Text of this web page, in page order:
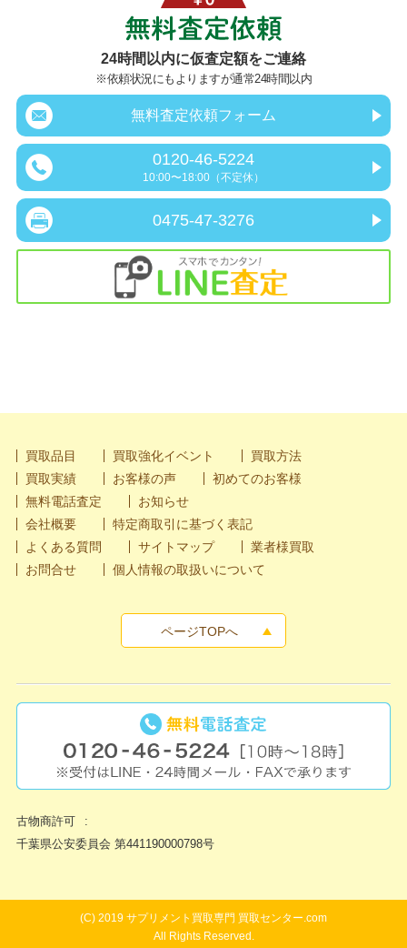
24時間以内に仮査定額をご連絡
※依頼状況にもよりますが通常24時間以内
無料査定依頼フォーム
0120-46-5224
10:00〜18:00（不定休）
0475-47-3276
買取品目 買取強化イベント
買取方法
買取実績
お客様の声
初めてのお客様
無料電話査定
お知らせ
会社概要
特定商取引に基づく表記
よくある質問
サイトマップ
業者様買取
お問合せ
個人情報の取扱いについて
ページTOPへ
古物商許可
千葉県公安委員会 第441190000798号
(C) 2019 サプリメント買取専門 買取センター.com
All Rights Reserved.